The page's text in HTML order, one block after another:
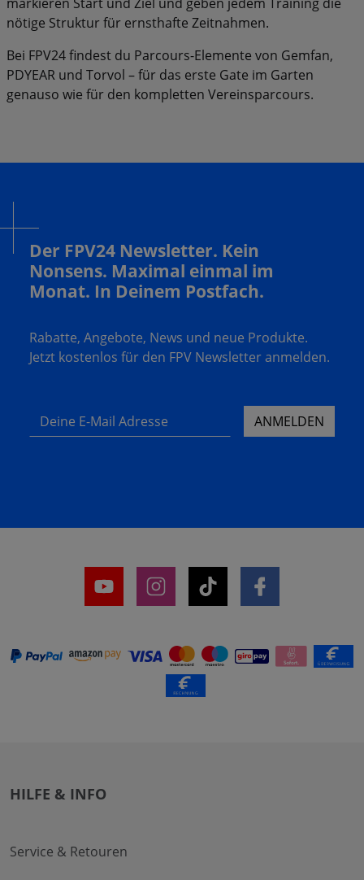
nötige Struktur für ernsthafte Zeitnahmen.
Bei FPV24 findest du Parcours-Elemente von Gemfan,
PDYEAR und Torvol – für das erste Gate im Garten
genauso wie für den kompletten Vereinsparcours.
Der FPV24 Newsletter. Kein
Nonsens. Maximal einmal im
Monat. In Deinem Postfach.
Rabatte, Angebote, News und neue Produkte.
Jetzt kostenlos für den FPV Newsletter anmelden.
Deine E-Mail Adresse ANMELDEN
HILFE & INFO
Service & Retouren